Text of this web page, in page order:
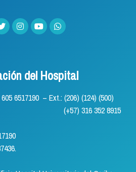
del Hospital
6517190 – Ext.: (206) (124) (500)
352 8915